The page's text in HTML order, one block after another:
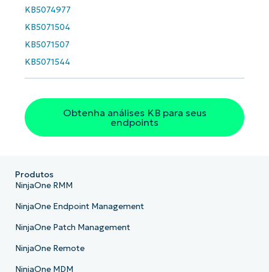
KB5074977
KB5071504
KB5071507
KB5071544
Obtenha análises KB para seus
endpoints
number*
name*
Produtos
NinjaOne RMM
NinjaOne Endpoint Management
NinjaOne Patch Management
NinjaOne Remote
NinjaOne MDM